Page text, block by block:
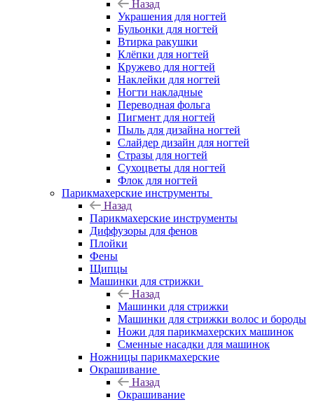
Назад
Украшения для ногтей
Бульонки для ногтей
Втирка ракушки
Клёпки для ногтей
Кружево для ногтей
Наклейки для ногтей
Ногти накладные
Переводная фольга
Пигмент для ногтей
Пыль для дизайна ногтей
Слайдер дизайн для ногтей
Стразы для ногтей
Сухоцветы для ногтей
Флок для ногтей
Парикмахерские инструменты
Назад
Парикмахерские инструменты
Диффузоры для фенов
Плойки
Фены
Щипцы
Машинки для стрижки
Назад
Машинки для стрижки
Машинки для стрижки волос и бороды
Ножи для парикмахерских машинок
Сменные насадки для машинок
Ножницы парикмахерские
Окрашивание
Назад
Окрашивание